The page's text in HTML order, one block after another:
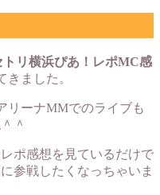
リ横浜ぴあ！レポMC感
きました。
リーナMMでのライブも
＾
ポ感想を見ているだけで
参戦したくなっちゃいま